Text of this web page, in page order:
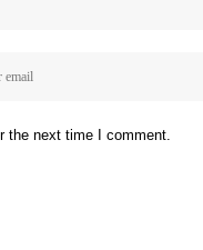
the next time I comment.